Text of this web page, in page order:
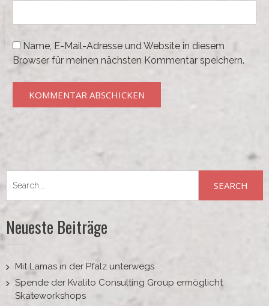
Name, E-Mail-Adresse und Website in diesem
Browser für meinen nächsten Kommentar speichern.
for:
Neueste Beiträge
Mit Lamas in der Pfalz unterwegs
Spende der Kvalito Consulting Group ermöglicht
Skateworkshops